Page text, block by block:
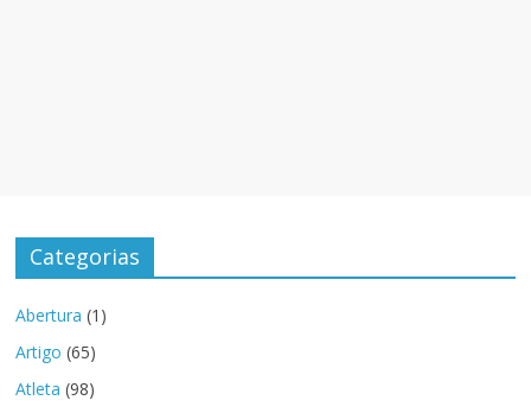
Categorias
Abertura (1)
Artigo (65)
Atleta (98)